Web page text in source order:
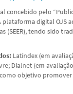
pelo
plataforma digital OJS
(SEER), tendo sido
Latindex (em
Dialnet (em
objetivo